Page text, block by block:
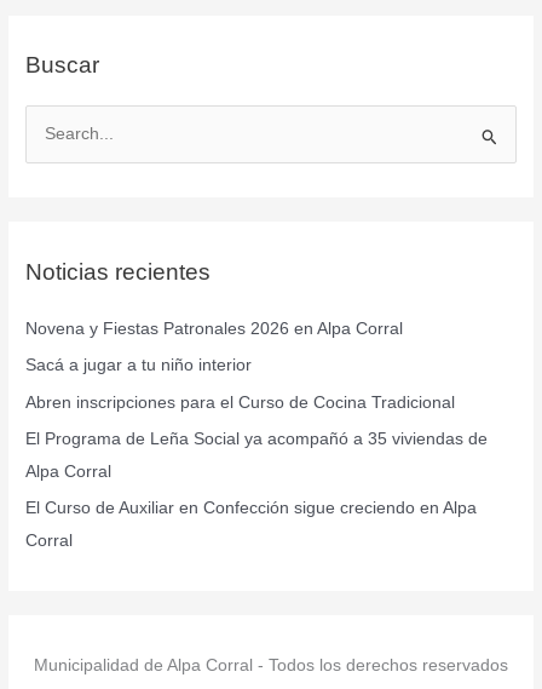
Buscar
a
p
o
r
:
Noticias recientes
Novena y Fiestas Patronales 2026 en Alpa Corral
Sacá a jugar a tu niño interior
Abren inscripciones para el Curso de Cocina Tradicional
El Programa de Leña Social ya acompañó a 35 viviendas de
Alpa Corral
El Curso de Auxiliar en Confección sigue creciendo en Alpa
Corral
Municipalidad de Alpa Corral - Todos los derechos reservados